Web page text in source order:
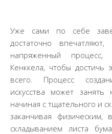
Уже сами по себе
достаточно
напряженный
Кенккела, чтобы достичь
всего. Процесс
искусства может занять
начиная с тщательного и
заканчивая физическим,
складыванием листа